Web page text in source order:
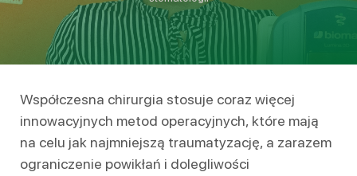
Współczesna chirurgia stosuje coraz więcej
innowacyjnych metod operacyjnych, które mają
na celu jak najmniejszą traumatyzację, a zarazem
ograniczenie powikłań i dolegliwości